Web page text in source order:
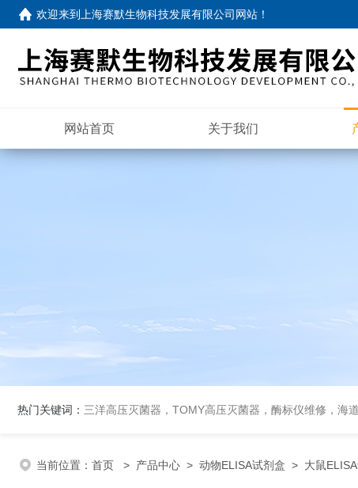
欢迎来到 上海赛默生物科技发展有限公司网站 ！
网站首页 关于我们
热门关键词： 三洋高压灭菌器，TOMY高压灭菌器，酶标仪维修，海
当前位置： 首页 > 产品中心 > 动物ELISA试剂盒 > 大鼠